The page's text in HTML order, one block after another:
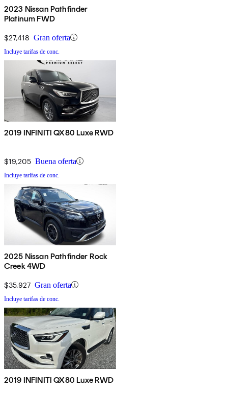
2023 Nissan Pathfinder
Platinum FWD
$27,418 Gran oferta
Incluye tarifas de conc.
2019 INFINITI QX80 Luxe RWD
$19,205 Buena oferta
Incluye tarifas de conc.
2025 Nissan Pathfinder Rock
Creek 4WD
$35,927 Gran oferta
Incluye tarifas de conc.
2019 INFINITI QX80 Luxe RWD